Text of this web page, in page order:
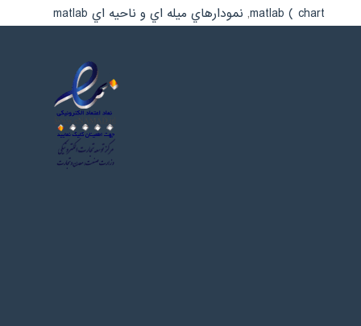
chart ) matlab
, نمودارهاي ميله اي و ناحيه اي matlab